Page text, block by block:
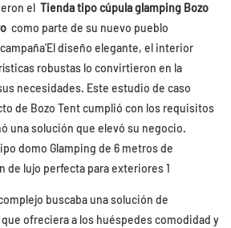
el Tienda tipo cúpula glamping Bozo
como parte de su nuevo pueblo
diseño elegante, el interior
robustas lo convirtieron en la
necesidades. Este estudio de caso
de Bozo Tent cumplió con los requisitos
una solución que elevó su negocio.
buscaba una solución de
ofreciera a los huéspedes comodidad y